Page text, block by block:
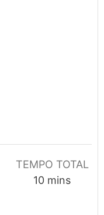
TEMPO TOTAL
10minutes
mins